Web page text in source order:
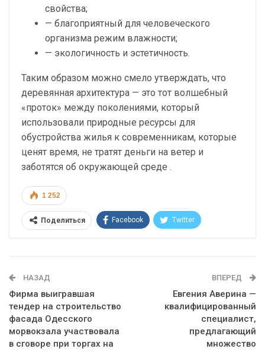
свойства;
— благоприятный для человеческого
организма режим влажности;
— экологичность и эстетичность.
Таким образом можно смело утверждать, что
деревянная архитектура — это тот волшебный
«проток» между поколениями, который
использовали природные ресурсы для
обустройства жилья к современникам, которые
ценят время, не тратят деньги на ветер и
заботятся об окружающей среде .
1 252
Поделиться Facebook Twitter
НАЗАД
Фирма выигравшая
тендер на строительство
фасада Одесского
морвокзала участвовала
в сговоре при торгах на
ВПЕРЕД
Евгения Аверина —
квалифицированный
специалист,
предлагающий
множество